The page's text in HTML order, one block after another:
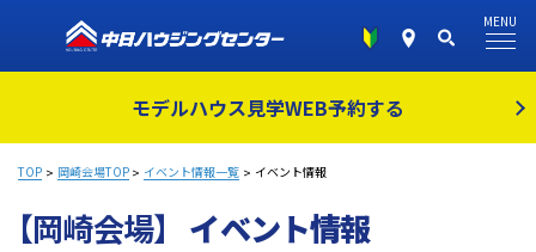
モデルハウス見学WEB予約する
MENU
TOP 岡崎会場TOP イベント情報一覧 イベント情報
【岡崎会場】 イベント情報